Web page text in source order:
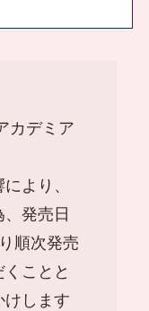
カデミア
より、
発売日
順次発売
ことと
けします